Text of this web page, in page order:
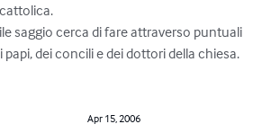
saggio cerca di fare attraverso puntuali
dei concili e dei dottori della chiesa.
Apr 15, 2006